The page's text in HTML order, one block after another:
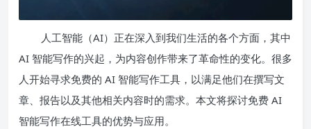
人工智能（AI）正在深入到我们生活的各个方面，其中
AI 智能写作的兴起，为内容创作带来了革命性的变化。很多
人开始寻求免费的 AI 智能写作工具，以满足他们在撰写文
章、报告以及其他相关内容时的需求。本文将探讨免费 AI
智能写作在线工具的优势与应用。